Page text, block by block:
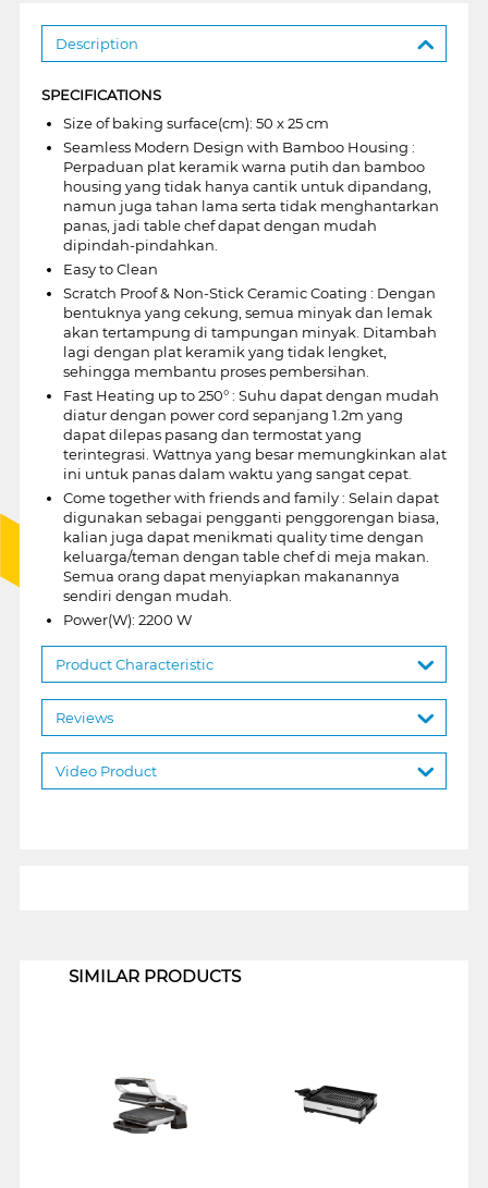
Description
SPECIFICATIONS
Size of baking surface(cm): 50 x 25 cm
Seamless Modern Design with Bamboo Housing :
Perpaduan plat keramik warna putih dan bamboo
housing yang tidak hanya cantik untuk dipandang,
namun juga tahan lama serta tidak menghantarkan
panas, jadi table chef dapat dengan mudah
dipindah-pindahkan.
Easy to Clean
Scratch Proof & Non-Stick Ceramic Coating : Dengan
bentuknya yang cekung, semua minyak dan lemak
akan tertampung di tampungan minyak. Ditambah
lagi dengan plat keramik yang tidak lengket,
sehingga membantu proses pembersihan.
Fast Heating up to 250° : Suhu dapat dengan mudah
diatur dengan power cord sepanjang 1.2m yang
dapat dilepas pasang dan termostat yang
terintegrasi. Wattnya yang besar memungkinkan alat
ini untuk panas dalam waktu yang sangat cepat.
Come together with friends and family : Selain dapat
digunakan sebagai pengganti penggorengan biasa,
kalian juga dapat menikmati quality time dengan
keluarga/teman dengan table chef di meja makan.
Semua orang dapat menyiapkan makanannya
sendiri dengan mudah.
Power(W): 2200 W
Product Characteristic
Reviews
Video Product
SIMILAR PRODUCTS